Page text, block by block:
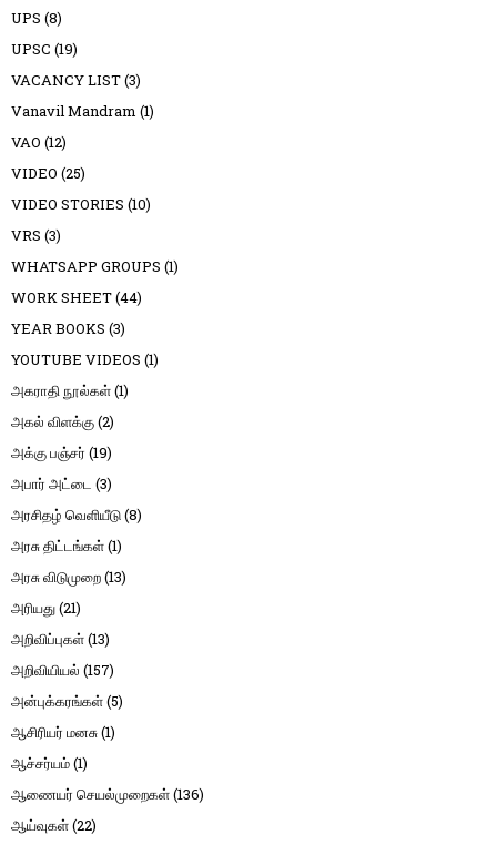
UPS (8)
UPSC (19)
VACANCY LIST(3)
Vanavil Mandram (1)
VAO (12)
VIDEO (25)
VIDEO STORIES (10)
VRS (3)
WHATSAPP GROUPS (1)
WORK SHEET(44)
YEAR BOOKS (3)
YOUTUBE VIDEOS (1)
அகராதி நூல்கள்(1)
அகல் விளக்கு(2)
அக்கு பஞ்சர் (19)
அபார் அட்டை (3)
அரசிதழ் வெளியீடு(8)
அரசு திட்டங்கள்(1)
அரசு விடுமுறை(13)
அரியது(21)
அறிவிப்புகள்(13)
அறிவியியல் (157)
அன்புக்கரங்கள்(5)
ஆசிரியர் மனசு(1)
ஆச்சர்யம்(1)
ஆணையர் செயல்முறைகள்(136)
ஆய்வுகள்(22)